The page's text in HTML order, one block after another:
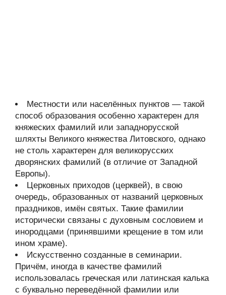
Местности или населённых пунктов — такой
способ образования особенно характерен для
княжеских фамилий или западнорусской
шляхты Великого княжества Литовского, однако
не столь характерен для великорусских
дворянских фамилий (в отличие от Западной
Европы).
Церковных приходов (церквей), в свою
очередь, образованных от названий церковных
праздников, имён святых. Такие фамилии
исторически связаны с духовным сословием и
инородцами (принявшими крещение в том или
ином храме).
Искусственно созданные в семинарии.
Причём, иногда в качестве фамилий
использовалась греческая или латинская калька
с буквально переведённой фамилии или